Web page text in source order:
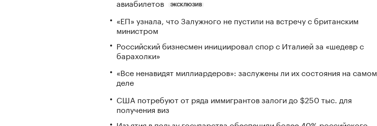
авиабилетов
ЭКСКЛЮЗИВ
«ЕП» узнала, что Залужного не пустили на встречу с британским
министром
Российский бизнесмен инициировал спор с Италией за «шедевр с
барахолки»
«Все ненавидят миллиардеров»: заслужены ли их состояния на самом
деле
США потребуют от ряда иммигрантов залоги до $250 тыс. для
получения виз